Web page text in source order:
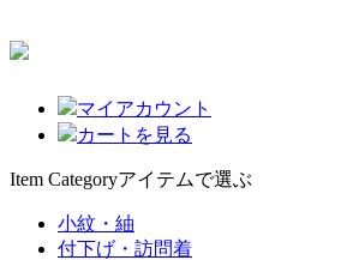
マイアカウント
カートを見る
Item Categoryアイテムで選ぶ
小紋・紬
付下げ・訪問着